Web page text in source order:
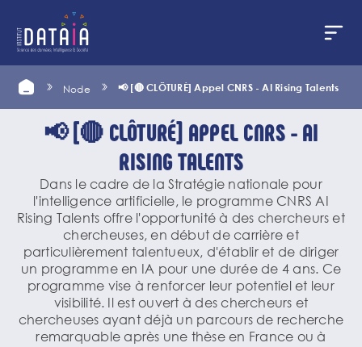
main
content
Node 📢 [🔴 CLÔTURÉ] Appel CNRS - AI Rising Talents
📢 [🔴 CLÔTURÉ] APPEL CNRS - AI
RISING TALENTS
Dans le cadre de la Stratégie nationale pour
l'intelligence artificielle, le programme CNRS AI
Rising Talents offre l'opportunité à des chercheurs et
chercheuses, en début de carrière et
particulièrement talentueux, d'établir et de diriger
un programme en IA pour une durée de 4 ans. Ce
programme vise à renforcer leur potentiel et leur
visibilité. Il est ouvert à des chercheurs et
chercheuses ayant déjà un parcours de recherche
remarquable après une thèse en France ou à
Cookies management panel